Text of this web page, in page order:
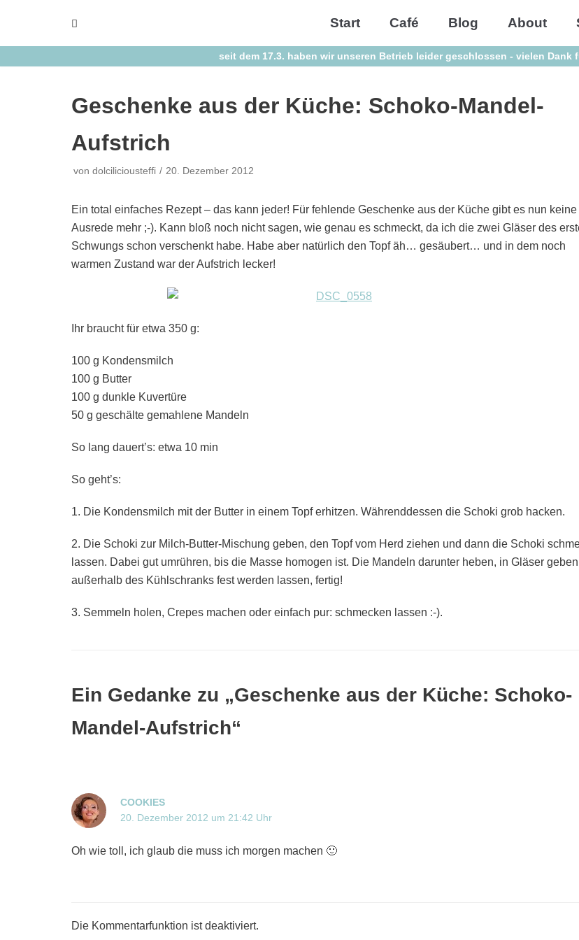
Start Café Blog About
seit dem 17.3. haben wir unseren Betrieb leider geschlossen - vielen Dank
Geschenke aus der Küche: Schoko-Mandel-
Aufstrich
von dolciliciousteffi 20. Dezember 2012
Ein total einfaches Rezept – das kann jeder! Für fehlende Geschenke aus der Küche gibt es nun keine
Ausrede mehr ;-). Kann bloß noch nicht sagen, wie genau es schmeckt, da ich die zwei Gläser des
Schwungs schon verschenkt habe. Habe aber natürlich den Topf äh… gesäubert… und in dem noch
warmen Zustand war der Aufstrich lecker!
Ihr braucht für etwa 350 g:
100 g Kondensmilch
100 g Butter
100 g dunkle Kuvertüre
50 g geschälte gemahlene Mandeln
So lang dauert’s: etwa 10 min
So geht’s:
1. Die Kondensmilch mit der Butter in einem Topf erhitzen. Währenddessen die Schoki grob hacken.
2. Die Schoki zur Milch-Butter-Mischung geben, den Topf vom Herd ziehen und dann die Schoki
lassen. Dabei gut umrühren, bis die Masse homogen ist. Die Mandeln darunter heben, in Gläser
außerhalb des Kühlschranks fest werden lassen, fertig!
3. Semmeln holen, Crepes machen oder einfach pur: schmecken lassen :-).
Ein Gedanke zu „Geschenke aus der Küche: Schoko-
Mandel-Aufstrich“
COOKIES
20. Dezember 2012 um 21:42 Uhr
Oh wie toll, ich glaub die muss ich morgen machen 🙂
Die Kommentarfunktion ist deaktiviert.